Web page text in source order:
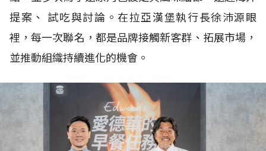
提案、 試吃與討論。在拉亞漢堡執行長徐沛源眼
裡，每一次聯名，都是品牌接觸新客群、拓展市場，
並推動組織持續進化的機會。